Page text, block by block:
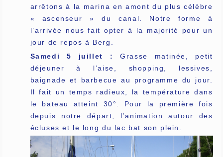
arrêtons à la marina en amont du plus célèbre
« ascenseur » du canal. Notre forme à
l’arrivée nous fait opter à la majorité pour un
jour de repos à Berg.
Samedi 5 juillet :
Grasse matinée, petit
déjeuner à l’aise, shopping, lessives,
baignade et barbecue au programme du jour.
Il fait un temps radieux, la température dans
le bateau atteint 30°. Pour la première fois
depuis notre départ, l’animation autour des
écluses et le long du lac bat son plein.